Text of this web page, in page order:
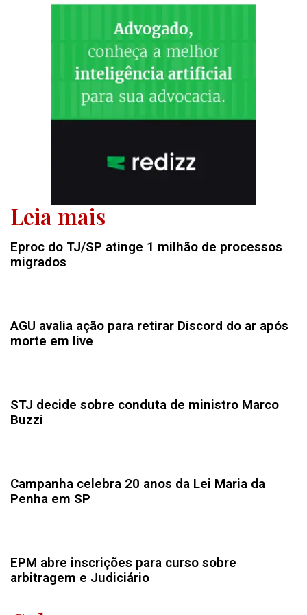
Leia mais
Eproc do TJ/SP atinge 1 milhão de processos
migrados
AGU avalia ação para retirar Discord do ar após
morte em live
STJ decide sobre conduta de ministro Marco
Buzzi
Campanha celebra 20 anos da Lei Maria da
Penha em SP
EPM abre inscrições para curso sobre
arbitragem e Judiciário